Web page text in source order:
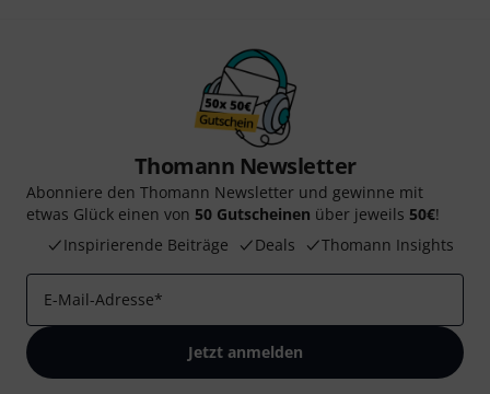
Thomann Newsletter
Abonniere den Thomann Newsletter und gewinne mit
etwas Glück einen von 50 Gutscheinen über jeweils 50€!
Inspirierende Beiträge
Deals Thomann Insights
E-Mail-Adresse*
Jetzt anmelden